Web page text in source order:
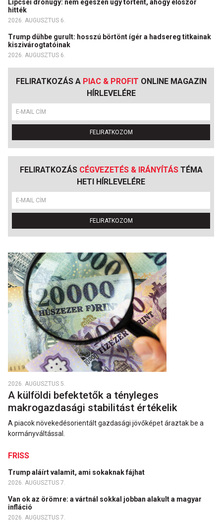
Lipcsei drónügy: nem egészen úgy történt, ahogy először
hitték
2026. AUGUSZTUS 6.
Trump dühbe gurult: hosszú börtönt ígér a hadsereg titkainak
kiszivárogtatóinak
2026. AUGUSZTUS 6.
FELIRATKOZÁS A PIAC & PROFIT ONLINE MAGAZIN
HÍRLEVELÉRE
FELIRATKOZOM
FELIRATKOZÁS CÉGVEZETÉS & IRÁNYÍTÁSTÉMA
HETI HÍRLEVELÉRE
FELIRATKOZOM
2026. AUGUSZTUS 5.
A külföldi befektetők a tényleges
makrogazdasági stabilitást értékelik
A piacok növekedésorientált gazdasági jövőképet áraztak be a
kormányváltással.
FRISS
Trump aláírt valamit, ami sokaknak fájhat
2026. AUGUSZTUS 7.
Van ok az örömre: a vártnál sokkal jobban alakult a magyar
infláció
2026. AUGUSZTUS 7.